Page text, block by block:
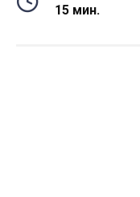
15 мин.